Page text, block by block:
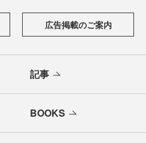
広告掲載のご案内
記事
BOOKS